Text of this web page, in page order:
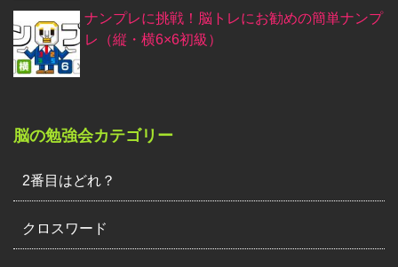
ナンプレに挑戦！脳トレにお勧めの簡単ナンプ
レ（縦・横6×6初級）
脳の勉強会カテゴリー
2番目はどれ？
クロスワード